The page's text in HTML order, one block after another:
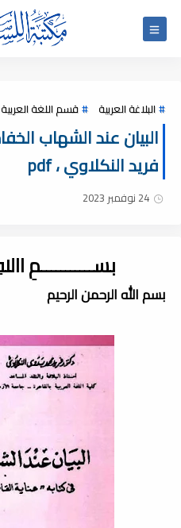
البلاغة العربية قسم اللغة العربية
البيان عند الشهاب
فريد النكلاوي ، pdf
24 نوفمبر 2023
بسم الله الرحمن الرحيم